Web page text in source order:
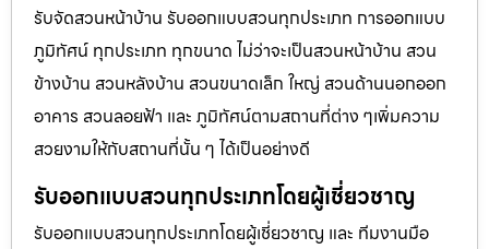
รับจัดสวนหน้าบ้าน รับออกแบบสวนทุกประเภท การออกแบบ
ภูมิทัศน์ ทุกประเภท ทุกขนาด ไม่ว่าจะเป็นสวนหน้าบ้าน สวน
ข้างบ้าน สวนหลังบ้าน สวนขนาดเล็ก ใหญ่ สวนด้านนอกออก
อาคาร สวนลอยฟ้า และ ภูมิทัศน์ตามสถานที่ต่าง ๆเพิ่มความ
สวยงามให้กับสถานที่นั้น ๆ ได้เป็นอย่างดี
รับออกแบบสวนทุกประเภทโดยผู้เชี่ยวชาญ
รับออกแบบสวนทุกประเภทโดยผู้เชี่ยวชาญ และ ทีมงานมือ